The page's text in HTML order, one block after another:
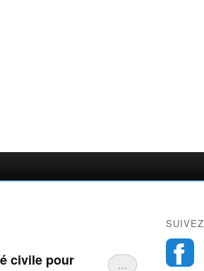
…
civile pour